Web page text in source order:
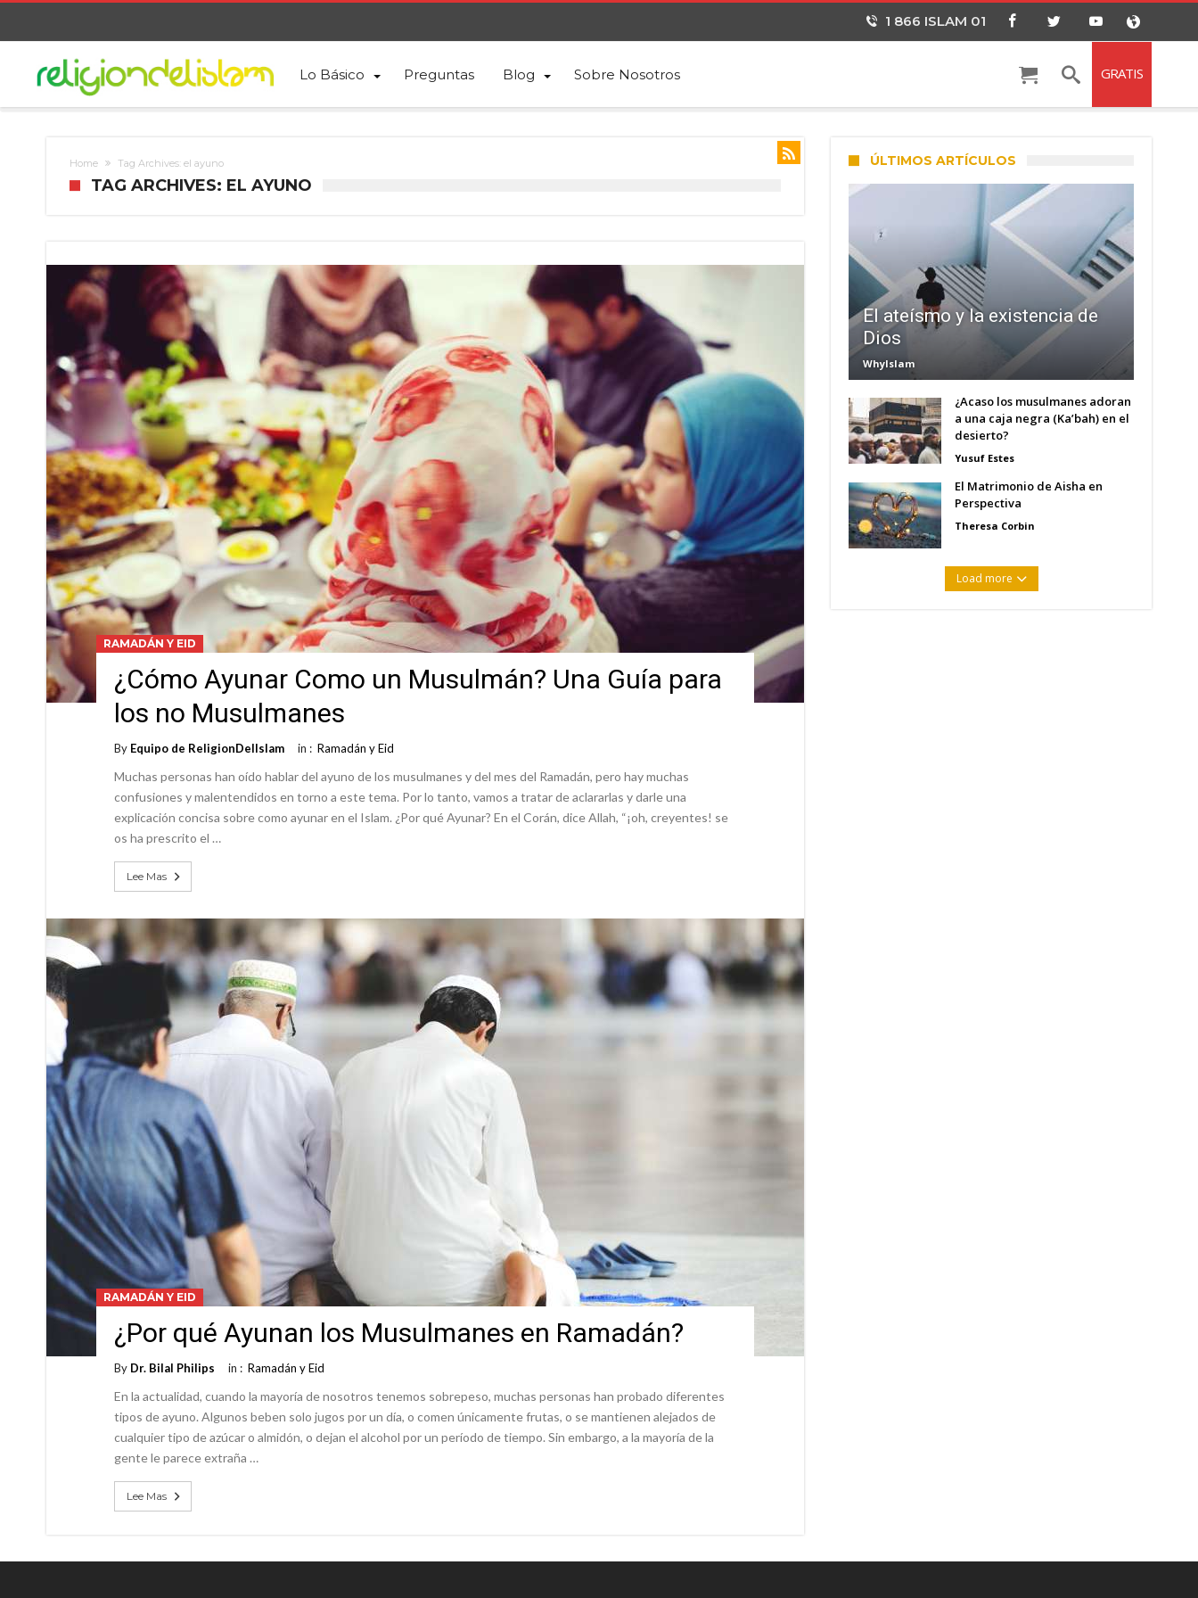
1 866 ISLAM 01
Lo Básico Preguntas Blog Sobre Nosotros GRATIS
Home Tag Archives: el ayuno
TAG ARCHIVES: EL AYUNO
RAMADÁN Y EID
¿Cómo Ayunar Como un Musulmán? Una Guía para
los no Musulmanes
By Equipo de ReligionDelIslam in : Ramadán y Eid
Muchas personas han oído hablar del ayuno de los musulmanes y del mes del Ramadán, pero hay muchas
confusiones y malentendidos en torno a este tema. Por lo tanto, vamos a tratar de aclararlas y darle una
explicación concisa sobre como ayunar en el Islam. ¿Por qué Ayunar? En el Corán, dice Allah, “¡oh, creyentes! se
os ha prescrito el …
Lee Mas
RAMADÁN Y EID
¿Por qué Ayunan los Musulmanes en Ramadán?
By Dr. Bilal Philips in : Ramadán y Eid
En la actualidad, cuando la mayoría de nosotros tenemos sobrepeso, muchas personas han probado diferentes
tipos de ayuno. Algunos beben solo jugos por un día, o comen únicamente frutas, o se mantienen alejados de
cualquier tipo de azúcar o almidón, o dejan el alcohol por un período de tiempo. Sin embargo, a la mayoría de la
gente le parece extraña …
Lee Mas
ÚLTIMOS ARTÍCULOS
El ateísmo y la existencia de
Dios
WhyIslam
¿Acaso los musulmanes adoran
a una caja negra (Ka’bah) en el
desierto?
Yusuf Estes
El Matrimonio de Aisha en
Perspectiva
Theresa Corbin
Load more